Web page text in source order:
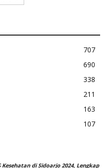
707
690
338
211
163
107
Kesehatan di Sidoarjo 2024, Lengkap